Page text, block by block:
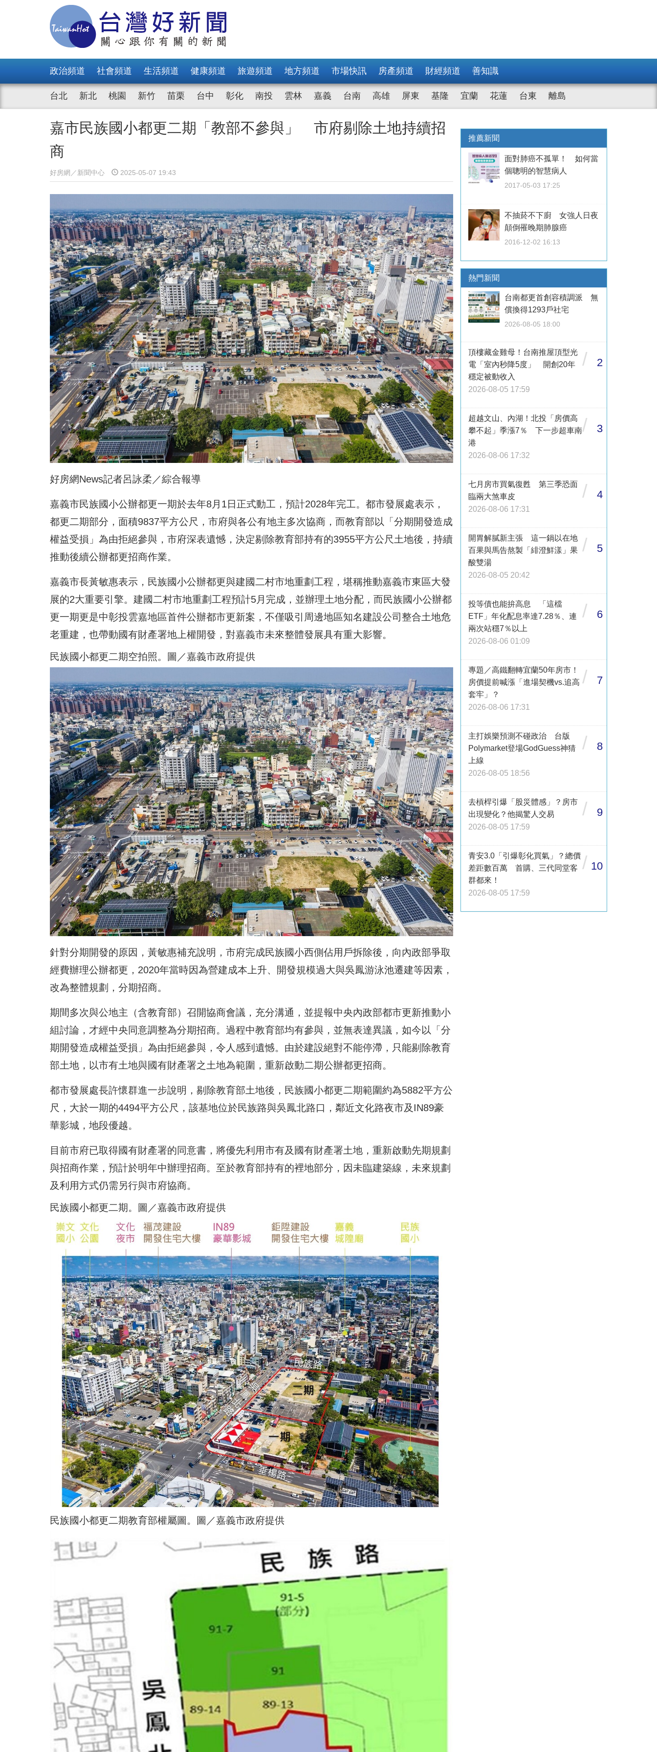
政治頻道 社會頻道 生活頻道 健康頻道 旅遊頻道 地方頻道 市場快訊 房產頻道 財經頻道 善知識
台北 新北 桃園 新竹 苗栗 台中 彰化 南投 雲林 嘉義 台南 高雄 屏東 基隆 宜蘭 花蓮 台東 離島
嘉市民族國小都更二期「教部不參與」 市府剔除土地持續招
商
好房網／新聞中心 2025-05-07 19:43
好房網News記者呂詠柔／綜合報導
嘉義市民族國小公辦都更一期於去年8月1日正式動工，預計2028年完工。都市發展處表示，
都更二期部分，面積9837平方公尺，市府與各公有地主多次協商，而教育部以「分期開發造成
權益受損」為由拒絕參與，市府深表遺憾，決定剔除教育部持有的3955平方公尺土地後，持續
推動後續公辦都更招商作業。
嘉義市長黃敏惠表示，民族國小公辦都更與建國二村市地重劃工程，堪稱推動嘉義市東區大發
展的2大重要引擎。建國二村市地重劃工程預計5月完成，並辦理土地分配，而民族國小公辦都
更一期更是中彰投雲嘉地區首件公辦都市更新案，不僅吸引周邊地區知名建設公司整合土地危
老重建，也帶動國有財產署地上權開發，對嘉義市未來整體發展具有重大影響。
民族國小都更二期空拍照。圖／嘉義市政府提供
針對分期開發的原因，黃敏惠補充說明，市府完成民族國小西側佔用戶拆除後，向內政部爭取
經費辦理公辦都更，2020年當時因為營建成本上升、開發規模過大與吳鳳游泳池遷建等因素，
改為整體規劃，分期招商。
期間多次與公地主（含教育部）召開協商會議，充分溝通，並提報中央內政部都市更新推動小
組討論，才經中央同意調整為分期招商。過程中教育部均有參與，並無表達異議，如今以「分
期開發造成權益受損」為由拒絕參與，令人感到遺憾。由於建設絕對不能停滯，只能剔除教育
部土地，以市有土地與國有財產署之土地為範圍，重新啟動二期公辦都更招商。
都市發展處長許懷群進一步說明，剔除教育部土地後，民族國小都更二期範圍約為5882平方公
尺，大於一期的4494平方公尺，該基地位於民族路與吳鳳北路口，鄰近文化路夜市及IN89豪
華影城，地段優越。
目前市府已取得國有財產署的同意書，將優先利用市有及國有財產署土地，重新啟動先期規劃
與招商作業，預計於明年中辦理招商。至於教育部持有的裡地部分，因未臨建築線，未來規劃
及利用方式仍需另行與市府協商。
民族國小都更二期。圖／嘉義市政府提供
民族國小都更二期教育部權屬圖。圖／嘉義市政府提供
推薦新聞
面對肺癌不孤單！ 如何當
個聰明的智慧病人
2017-05-03 17:25
不抽菸不下廚 女強人日夜
顛倒罹晚期肺腺癌
2016-12-02 16:13
熱門新聞
台南都更首創容積調派 無
償換得1293戶社宅
2026-08-05 18:00
頂樓藏金雞母！台南推屋頂型光
電「室內秒降5度」 開創20年
穩定被動收入
2026-08-05 17:59
/ 2
超越文山、內湖！北投「房價高
攀不起」季漲7％ 下一步超車南
港
2026-08-06 17:32
/ 3
七月房市買氣復甦 第三季恐面
臨兩大煞車皮
2026-08-06 17:31
/ 4
開胃解膩新主張 這一鍋以在地
百果與馬告熬製「緋澄鮮漾」果
酸雙湯
2026-08-05 20:42
/ 5
投等債也能拚高息 「這檔
ETF」年化配息率達7.28％、連
兩次站穩7％以上
2026-08-06 01:09
/ 6
專題／高鐵翻轉宜蘭50年房市！
房價提前喊漲「進場契機vs.追高
套牢」？
2026-08-06 17:31
/ 7
主打娛樂預測不碰政治 台版
Polymarket登場GodGuess神猜
上線
2026-08-05 18:56
/ 8
去槓桿引爆「股災體感」？房市
出現變化？他揭驚人交易
2026-08-05 17:59
/ 9
青安3.0「引爆彰化買氣」？總價
差距數百萬 首購、三代同堂客
群都來！
2026-08-05 17:59
/ 10